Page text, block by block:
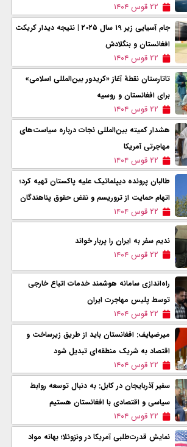
۲۲ قوس ۱۴۰۴
‌جام آسیایی زیر ۱۹ سال ۲۰۲۵ | نتیجه دیدار کریکت
افغانستان و بنگلادش
۲۲ قوس ۱۴۰۴
تاتارستان نقطهٔ آغاز «کریدور بین‌المللی اسلامی»
برای افغانستان و روسیه
۲۲ قوس ۱۴۰۴
هشدار کمیته بین‌المللی نجات درباره سیاست‌های
مهاجرتی آمریکا
۲۲ قوس ۱۴۰۴
طالبان پرونده دیپلماتیک علیه پاکستان تهیه کرد؛
اتهام حمایت از تروریسم و نقض حقوق پناهندگان
۲۲ قوس ۱۴۰۴
ندیم سفر به ایران را پربار خواند
۲۲ قوس ۱۴۰۴
راه‌اندازی سامانه هوشمند خدمات اتباع خارجی
توسط پلیس مهاجرت ایران
۲۲ قوس ۱۴۰۴
میرضیایف: افغانستان باید از طریق زیرساخت و
اقتصاد به شریک منطقه‌ای تبدیل شود
۲۲ قوس ۱۴۰۴
سفیر آذربایجان در کابل: به دنبال توسعه روابط
سیاسی و اقتصادی با افغانستان هستیم
۲۲ قوس ۱۴۰۴
نمایش قدرت‌طلبی آمریکا در ونزوئلا؛ بهانه مواد